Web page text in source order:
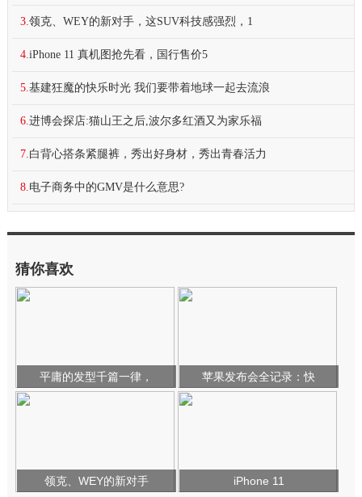
3. 领克、WEY的新对手，这SUV科技感强烈，1
4. iPhone 11 真机图抢先看，国行售价5
5. 基建狂魔的快乐时光 我们要带着地球一起去流浪
6. 进博会探店:猫山王之后,波尔多红酒又为家乐福
7. 白背心搭条紧腿裤，秀出好身材，秀出青春活力
8. 电子商务中的GMV是什么意思?
猜你喜欢
平庸的发型千篇一律， 苹果发布会全记录：快
领克、WEY的新对手 iPhone 11